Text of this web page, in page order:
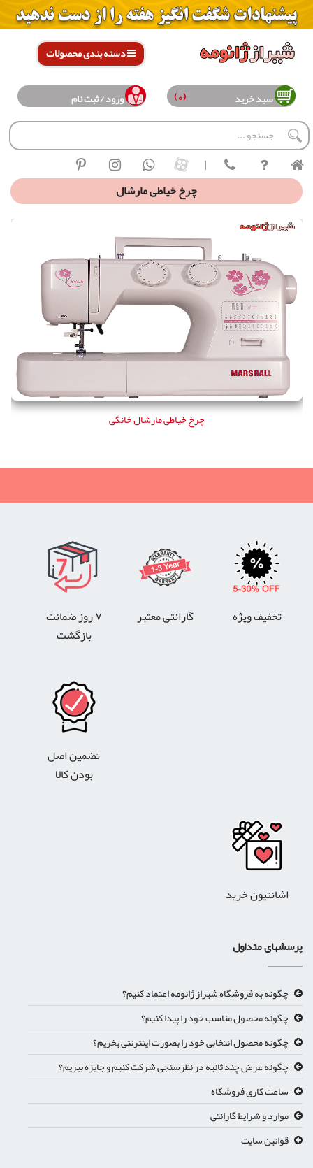
دسته بندی محصولات
سبد خرید (0) ورود / ثبت نام
|
چرخ خیاطی مارشال
چرخ خیاطی مارشال خانگی
چرخ خیاطی مارشال خانگی
تخفیف ویژه گارانتی معتبر
۷ روز ضمانت
بازگشت
تضمین اصل
بودن کالا
اشانتیون خرید
پرسشهای متداول
چگونه به فروشگاه شیراز ژانومه اعتماد کنیم؟
چگونه محصول مناسب خود را پیدا کنیم؟
چگونه محصول انتخابی خود را بصورت اینترنتی بخریم؟
چگونه عرض چند ثانیه در نظرسنجی شرکت کنیم و جایزه ببریم؟
ساعت کاری فروشگاه
موارد و شرایط گارانتی
قوانین سایت